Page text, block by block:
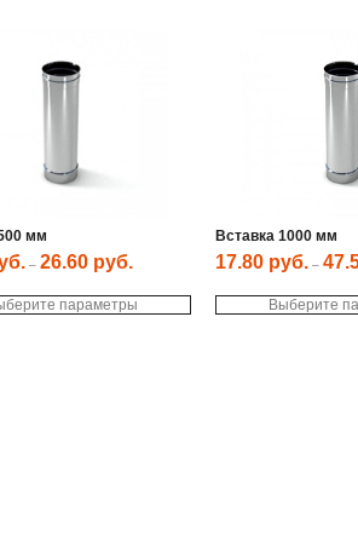
мм
– 26.60 руб.
параметры
Вставка 1000 мм
17.80 руб.–
Выберите